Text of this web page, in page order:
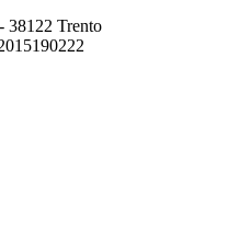
38122 Trento